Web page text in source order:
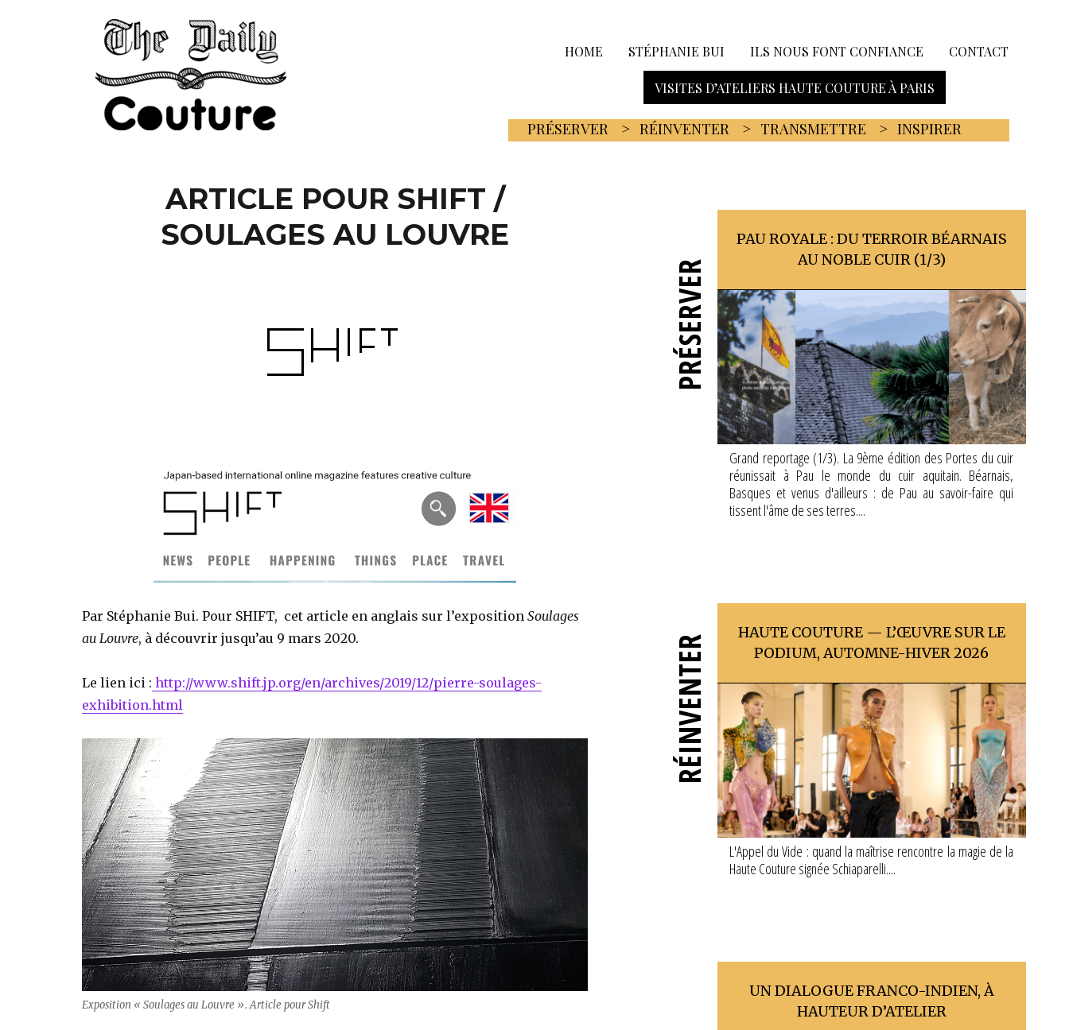
HOME STÉPHANIE BUI ILS NOUS FONT CONFIANCE CONTACT
VISITES D’ATELIERS HAUTE COUTURE À PARIS
PRÉSERVER RÉINVENTER TRANSMETTRE INSPIRER
ARTICLE POUR SHIFT /
SOULAGES AU LOUVRE
Par Stéphanie Bui. Pour SHIFT, cet article en anglais sur l’expositionSoulages
au Louvre, à découvrir jusqu’au 9 mars 2020.
Le lien ici : http://www.shift.jp.org/en/archives/2019/12/pierre-soulages-
exhibition.html
Exposition « Soulages au Louvre ». Article pour Shift
PRÉSERVER
PAU ROYALE : DU TERROIR BÉARNAIS
AU NOBLE CUIR (1/3)
Grand reportage (1/3). La 9ème édition des Portes du cuir
réunissait à Pau le monde du cuir aquitain. Béarnais,
Basques et venus d'ailleurs : de Pau au savoir-faire qui
tissent l'âme de ses terres....
RÉINVENTER
HAUTE COUTURE — L’ŒUVRE SUR LE
PODIUM, AUTOMNE-HIVER 2026
L'Appel du Vide : quand la maîtrise rencontre la magie de la
Haute Couture signée Schiaparelli....
UN DIALOGUE FRANCO-INDIEN, À
HAUTEUR D’ATELIER